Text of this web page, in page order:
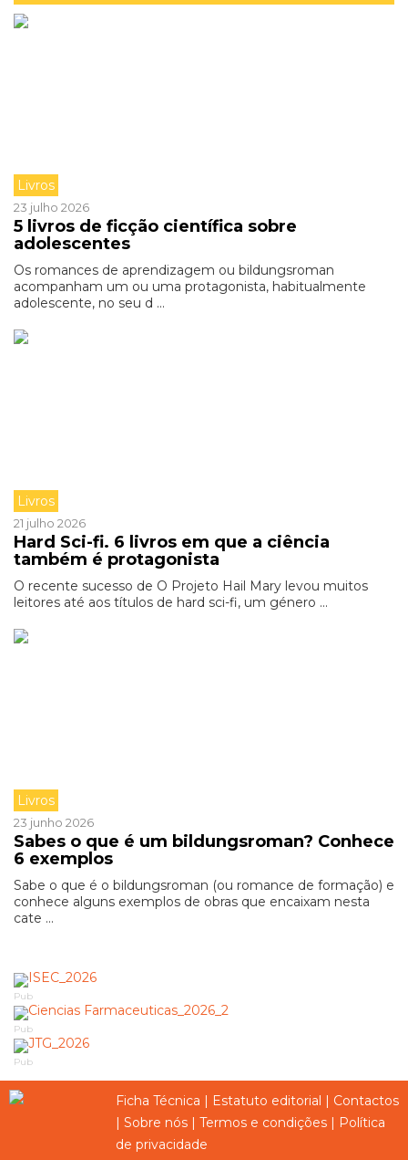
Livros
23 julho 2026
5 livros de ficção científica sobre
adolescentes
Os romances de aprendizagem ou bildungsroman
acompanham um ou uma protagonista, habitualmente
adolescente, no seu d ...
Livros
21 julho 2026
Hard Sci-fi. 6 livros em que a ciência
também é protagonista
O recente sucesso de O Projeto Hail Mary levou muitos
leitores até aos títulos de hard sci-fi, um género ...
Livros
23 junho 2026
Sabes o que é um bildungsroman? Conhece
6 exemplos
Sabe o que é o bildungsroman (ou romance de formação) e
conhece alguns exemplos de obras que encaixam nesta
cate ...
Pub
Pub
Pub
Ficha Técnica | Estatuto editorial | Contactos
| Sobre nós | Termos e condições | Política
de privacidade